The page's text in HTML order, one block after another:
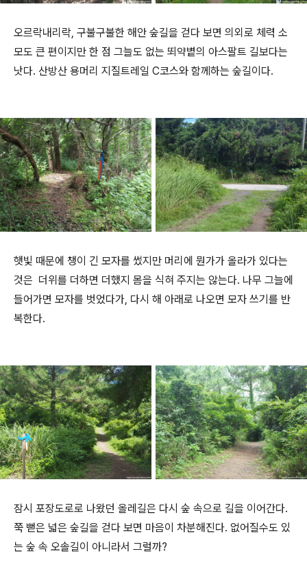
오르락내리락, 구불구불한 해안 숲길을 걷다 보면 의외로 체력 소
모도 큰 편이지만 한 점 그늘도 없는 뙤약볕의 아스팔트 길보다는
낫다. 산방산 용머리 지질트레일 C코스와 함께하는 숲길이다.
햇빛 때문에 챙이 긴 모자를 썼지만 머리에 뭔가가 올라가 있다는
것은 더위를 더하면 더했지 몸을 식혀 주지는 않는다. 나무 그늘에
들어가면 모자를 벗었다가, 다시 해 아래로 나오면 모자 쓰기를 반
복한다.
잠시 포장도로로 나왔던 올레길은 다시 숲 속으로 길을 이어간다.
쭉 뻗은 넓은 숲길을 걷다 보면 마음이 차분해진다. 없어질수도 있
는 숲 속 오솔길이 아니라서 그럴까?